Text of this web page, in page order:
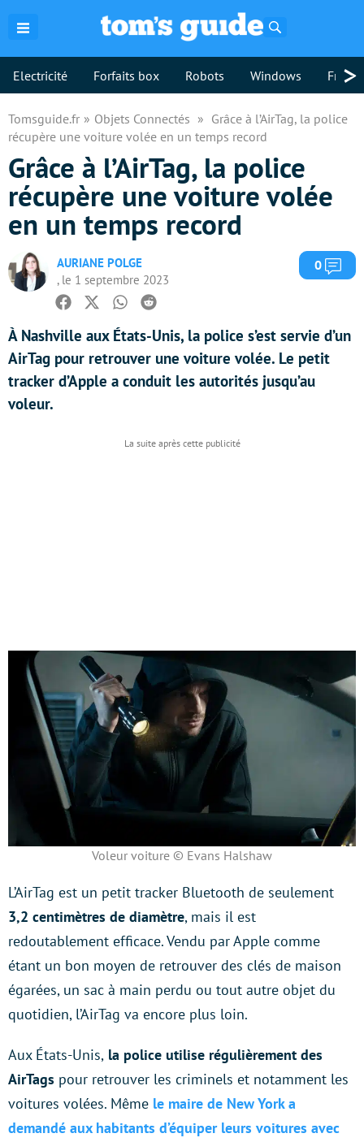
Electricité Forfaits box Robots Windows >
Tomsguide.fr Objets Connectés
Grâce à l’AirTag, la police
récupère une voiture volée en un temps record
Grâce à l’AirTag, la police
récupère une voiture volée
en un temps record
AURIANE POLGE
, le 1 septembre 2023
0
Facebook
TwitterWhatsapp
Reddit
À Nashville aux États-Unis, la police s’est servie d’un
AirTag pour retrouver une voiture volée. Le petit
tracker d’Apple a conduit les autorités jusqu’au
voleur.
Voleur voiture © Evans Halshaw
L’AirTag est un petit tracker Bluetooth de seulement
3,2 centimètres de diamètre, mais il est
redoutablement efficace. Vendu par Apple comme
étant un bon moyen de retrouver des clés de maison
égarées, un sac à main perdu ou tout autre objet du
quotidien, l’AirTag va encore plus loin.
Aux États-Unis, la police utilise régulièrement des
AirTags pour retrouver les criminels et notamment les
voitures volées. Même le maire de New York a
demandé aux habitants d’équiper leurs voitures avec